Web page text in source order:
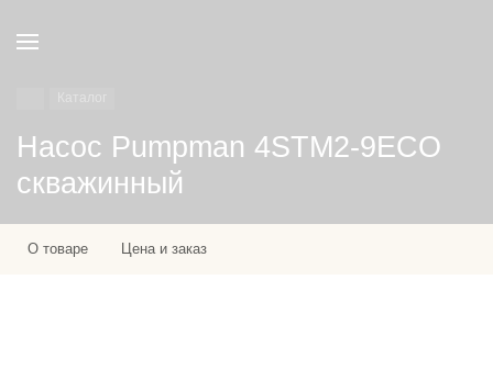
Насос Pumpman 4STM2-9ECO
скважинный
О товаре Цена и заказ